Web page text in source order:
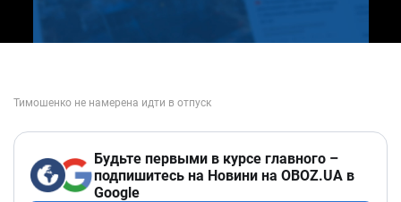
Будьте первыми в курсе главного –
подпишитесь на Новини на OBOZ.UA в
Google